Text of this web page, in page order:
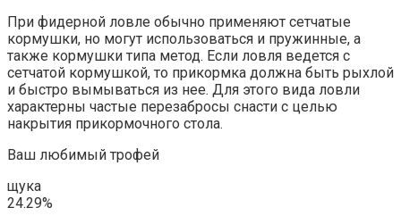
При фидерной ловле обычно применяют сетчатые
кормушки, но могут использоваться и пружинные, а
также кормушки типа метод. Если ловля ведется с
сетчатой кормушкой, то прикормка должна быть рыхлой
и быстро вымываться из нее. Для этого вида ловли
характерны частые перезабросы снасти с целью
накрытия прикормочного стола.
Ваш любимый трофей
щука
24.29%